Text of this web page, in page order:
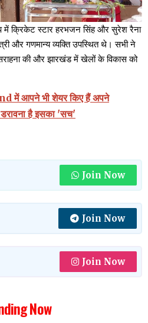
क्रिकेट स्टार हरभजन सिंह और सुरेश रैना
और गणमान्य व्यक्ति उपस्थित थे। सभी ने
की और झारखंड में खेलों के विकास को
में आपने भी शेयर क‍िए हैं अपने
डरावना है इसका 'सच'
Join Now
Join Now
Join Now
Now